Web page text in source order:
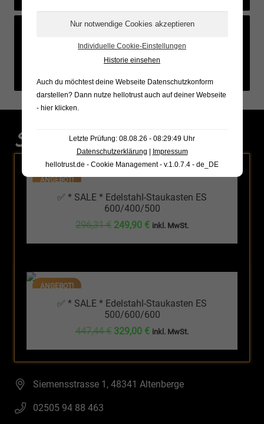
Sonderaktionen
ANGEBOT!
✅ * SALE * Edelstahl-Staukasten ES
600/400/500
296,31€ Ursprünglicher
296,31 €
249,90 €Aktueller
249,90 €.
inkl. MwSt.
ANGEBOT!
✅ * SALE * Edelstahl-Staukasten ES
500/600/600
447,44€ Ursprünglicher
war:
447,44 €
329,00 €Aktueller
ist:
329,00 €.
inkl. MwSt.
Siemensstrasse 1, 48341 Altenberge
02505 94 88 463
Individuelle Cookie-Einstellungen
Historie einsehen
Auch du möchtest deine Webseite Datenschutzkonform
darstellen? Dann nutze hellotrust auch auf deiner Webseite
- hier klicken
Letzte Prüfung: 08.08.26 - 08:29:49 Uhr
Datenschutzerklärung | Impressum
hellotrust.de - Cookie Management - v.1.0.7.4 - de_DE